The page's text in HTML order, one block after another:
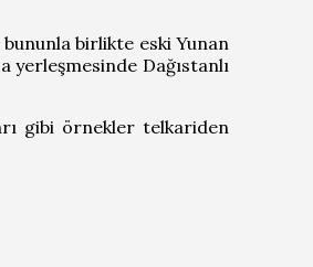
birlikte eski Yunan
yerleşmesinde Dağıstanlı
gibi örnekler telkariden